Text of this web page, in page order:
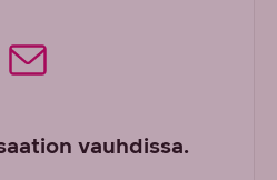
vauhdissa.